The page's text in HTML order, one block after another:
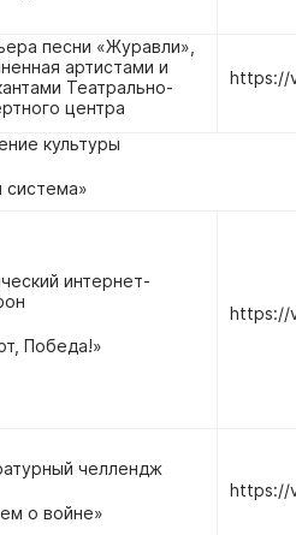
песни «Журавли»,
артистами и
Театрально-
центра
https://
культуры
система»
интернет-
Победа!»
https://
челлендж
о войне»
https://